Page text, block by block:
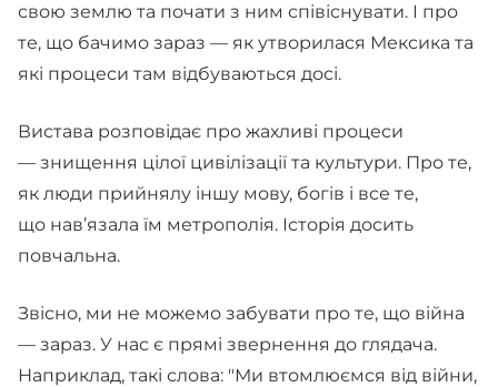
свою землю та почати з ним співіснувати. І про
те, що бачимо зараз — як утворилася Мексика та
які процеси там відбуваються досі.
Вистава розповідає про жахливі процеси
— знищення цілої цивілізації та культури. Про те,
як люди прийнялу іншу мову, богів і все те,
що нав’язала їм метрополія. Історія досить
повчальна.
Звісно, ми не можемо забувати про те, що війна
— зараз. У нас є прямі звернення до глядача.
Наприклад, такі слова: "Ми втомлюємся від війни,